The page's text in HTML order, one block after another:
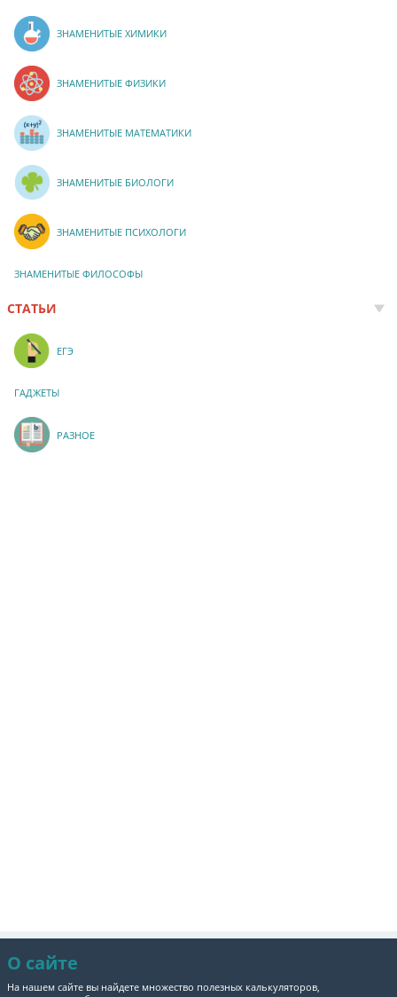
ЗНАМЕНИТЫЕ ХИМИКИ
ЗНАМЕНИТЫЕ ФИЗИКИ
ЗНАМЕНИТЫЕ МАТЕМАТИКИ
ЗНАМЕНИТЫЕ БИОЛОГИ
ЗНАМЕНИТЫЕ ПСИХОЛОГИ
ЗНАМЕНИТЫЕ ФИЛОСОФЫ
СТАТЬИ
ЕГЭ
ГАДЖЕТЫ
РАЗНОЕ
О сайте
На нашем сайте вы найдете множество полезных калькуляторов,